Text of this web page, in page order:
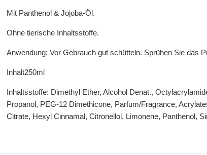
Mit Panthenol & Jojoba-Öl.
Ohne tierische Inhaltsstoffe.
Anwendung: Vor Gebrauch gut schütteln. Sprühen Sie das
Inhalt250ml
Inhaltsstoffe: Dimethyl Ether, Alcohol Denat.,
Propanol, PEG-12 Dimethicone, Parfum/Fragrance,
Citrate, Hexyl Cinnamal, Citronellol, Limonene, Panthenol,